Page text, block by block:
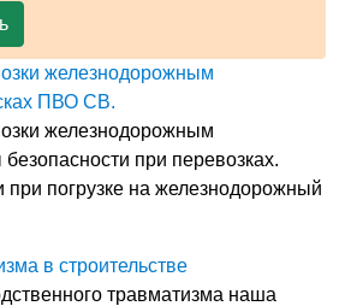
железнодорожным
ПВО СВ.
железнодорожным
при перевозках.
при погрузке на железнодорожный
в строительстве
травматизма наша